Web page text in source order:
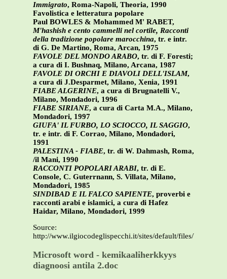
Immigrato, Roma-Napoli, Theoria, 1990
Favolistica e letteratura popolare
Paul BOWLES & Mohammed M' RABET,
M'hashish e cento cammelli nel cortile, Racconti
della tradizione popolare marocchina, tr. e intr.
di G. De Martino, Roma, Arcan, 1975
FAVOLE DEL MONDO ARABO, tr. di F. Foresti;
a cura di I. Bushnaq, Milano, Arcana, 1987
FAVOLE DI ORCHI E DIAVOLI DELL'ISLAM,
a cura di J.Desparmet, Milano, Xenia, 1991
FIABE ALGERINE, a cura di Brugnatelli V.,
Milano, Mondadori, 1996
FIABE SIRIANE, a cura di Carta M.A., Milano,
Mondadori, 1997
GIUFA' IL FURBO, LO SCIOCCO, IL SAGGIO,
tr. e intr. di F. Corrao, Milano, Mondadori,
1991
PALESTINA - FIABE, tr. di W. Dahmash, Roma,
/il Mani, 1990
RACCONTI POPOLARI ARABI, tr. di E.
Console, C. Guterrnann, S. Villata, Milano,
Mondadori, 1985
SINDIBAD E IL FALCO SAPIENTE, proverbi e
racconti arabi e islamici, a cura di Hafez
Haidar, Milano, Mondadori, 1999
Source:
http://www.ilgiocodeglispecchi.it/sites/default/files/
Microsoft word - kemikaaliherkkyys
diagnoosi antila 2.doc